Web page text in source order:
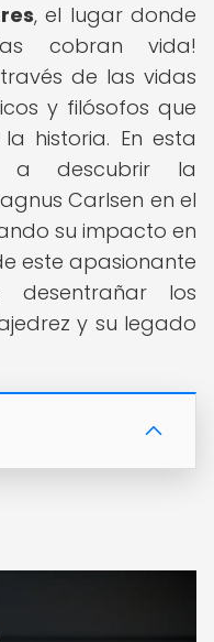
, el lugar donde
cobran vida!
de las vidas
y filósofos que
historia. En esta
a descubrir la
Carlsen en el
su impacto en
este apasionante
desentrañar los
y su legado